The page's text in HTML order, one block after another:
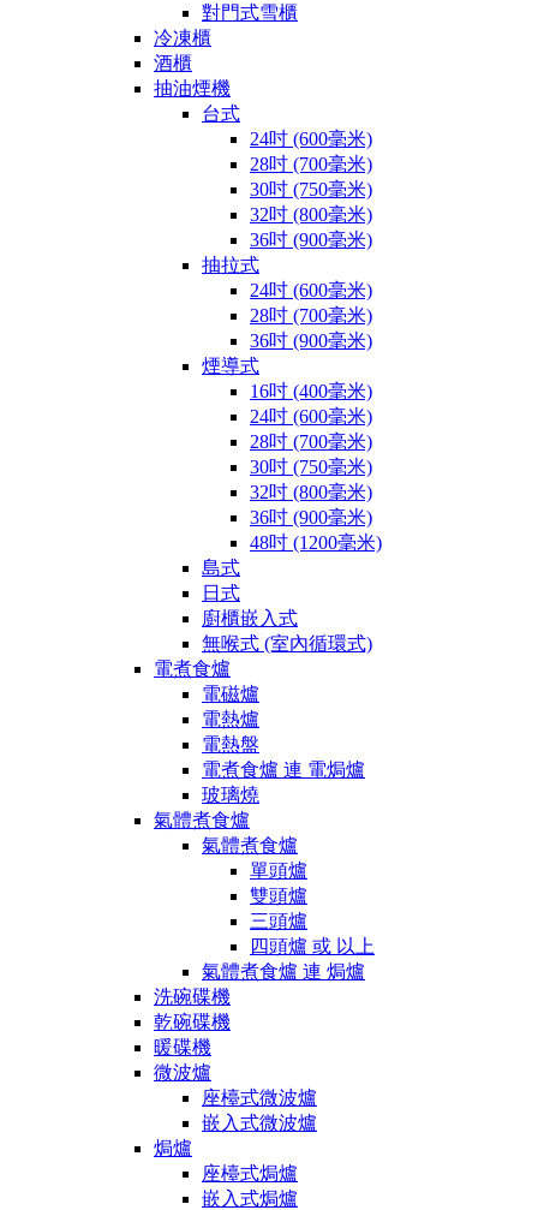
對門式雪櫃
冷凍櫃
酒櫃
抽油煙機
台式
24吋 (600毫米)
28吋 (700毫米)
30吋 (750毫米)
32吋 (800毫米)
36吋 (900毫米)
抽拉式
24吋 (600毫米)
28吋 (700毫米)
36吋 (900毫米)
煙導式
16吋 (400毫米)
24吋 (600毫米)
28吋 (700毫米)
30吋 (750毫米)
32吋 (800毫米)
36吋 (900毫米)
48吋 (1200毫米)
島式
日式
廚櫃嵌入式
無喉式 (室內循環式)
電煮食爐
電磁爐
電熱爐
電熱盤
電煮食爐 連 電焗爐
玻璃燒
氣體煮食爐
氣體煮食爐
單頭爐
雙頭爐
三頭爐
四頭爐 或 以上
氣體煮食爐 連 焗爐
洗碗碟機
乾碗碟機
暖碟機
微波爐
座檯式微波爐
嵌入式微波爐
焗爐
座檯式焗爐
嵌入式焗爐